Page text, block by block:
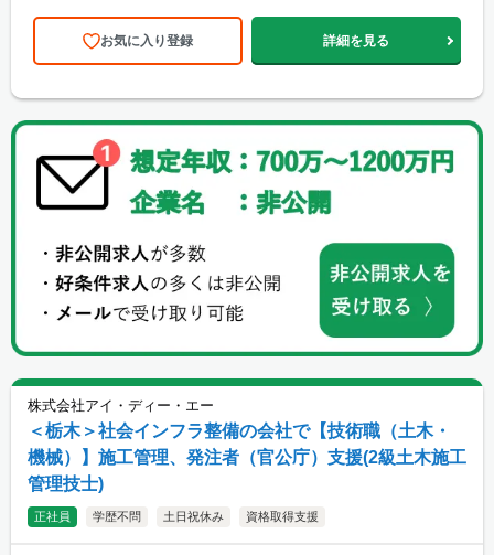
お気に入り登録 詳細を見る
株式会社アイ・ディー・エー
＜栃木＞社会インフラ整備の会社で【技術職（土木・
機械）】施工管理、発注者（官公庁）支援(2級土木施工
管理技士)
正社員 学歴不問 土日祝休み 資格取得支援